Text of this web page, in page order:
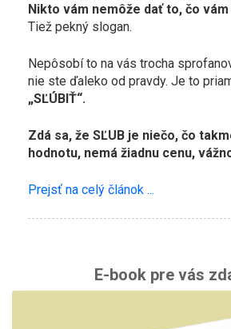
Nikto vám nemôže dať to, čo
Tiež pekný slogan.
Nepôsobí to na vás trocha
nie ste ďaleko od pravdy. Je to
„SĽÚBIŤ“.
Zdá sa, že SĽUB je niečo, čo
hodnotu, nemá žiadnu cenu,
Prejsť na celý článok ...
E-book pre vás